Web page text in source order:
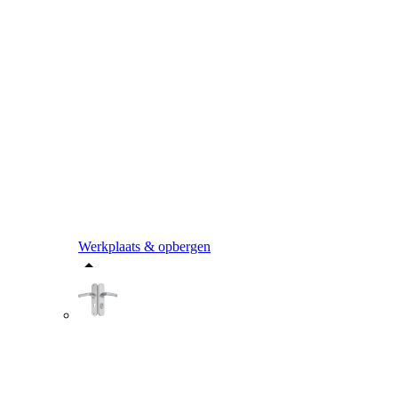
Werkplaats & opbergen